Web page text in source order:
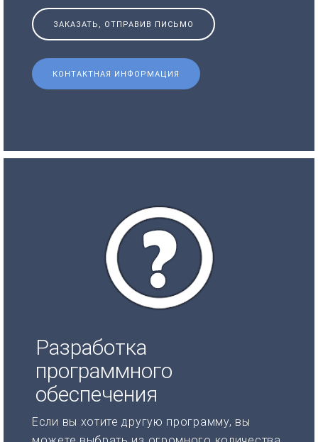
ЗАКАЗАТЬ, ОТПРАВИВ ПИСЬМО
КОНТАКТНАЯ ИНФОРМАЦИЯ
Разработка
программного
обеспечения
Если вы хотите другую программу, вы